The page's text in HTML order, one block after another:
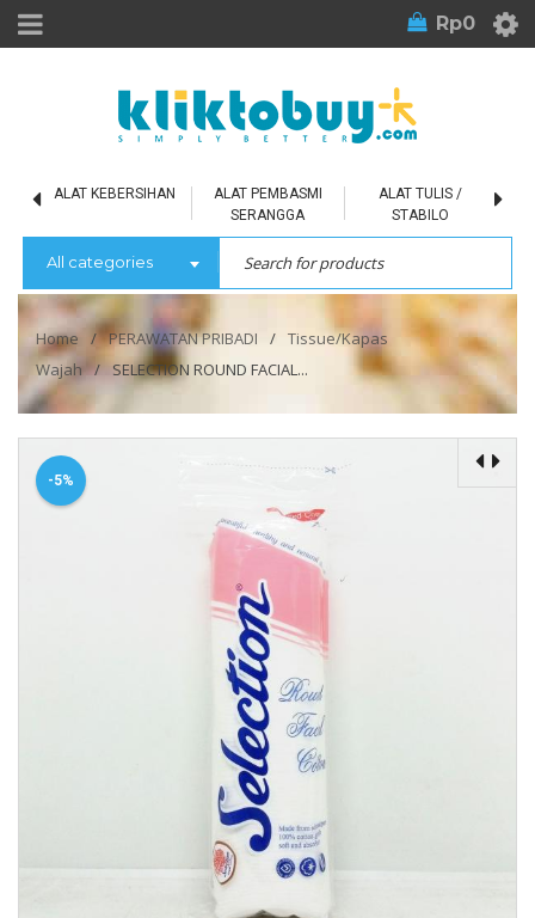
Rp0
ALAT KEBERSIHAN
ALAT PEMBASMI
SERANGGA
ALAT TULIS /
STABILO
All categories
Home / PERAWATAN PRIBADI / Tissue/Kapas
Wajah
/ SELECTION ROUND FACIAL...
-5%